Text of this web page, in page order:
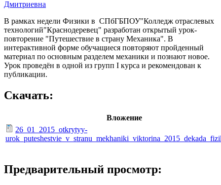
Дмитриевна
В рамках недели Физики в СПбГБПОУ"Колледж отраслевых
технологий"Краснодеревец" разработан открытый урок-
повторение "Путешествие в страну Механика". В
интерактивной форме обучащиеся повторяют пройденный
материал по основным разделем механики и познают новое.
Урок проведён в одной из групп I курса и рекомендован к
публикации.
Скачать:
Вложение
26_01_2015_otkrytyy-
Предварительный просмотр: